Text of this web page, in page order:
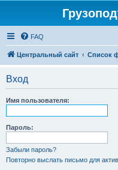
FAQ
Центральный сайт Список
Вход
Имя пользователя:
Пароль:
Забыли пароль?
Повторно выслать письмо для